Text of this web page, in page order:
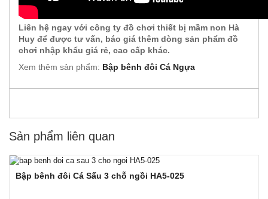
Liên hệ ngay với công ty đồ chơi thiết bị mầm non Hà
Huy để được tư vấn, báo giá thêm dòng sản phẩm đồ
chơi nhập khẩu giá rẻ, cao cấp khác.
Xem thêm sản phẩm: Bập bênh đôi Cá Ngựa
Sản phẩm liên quan
Bập bênh đôi Cá Sấu 3 chỗ ngồi HA5-025